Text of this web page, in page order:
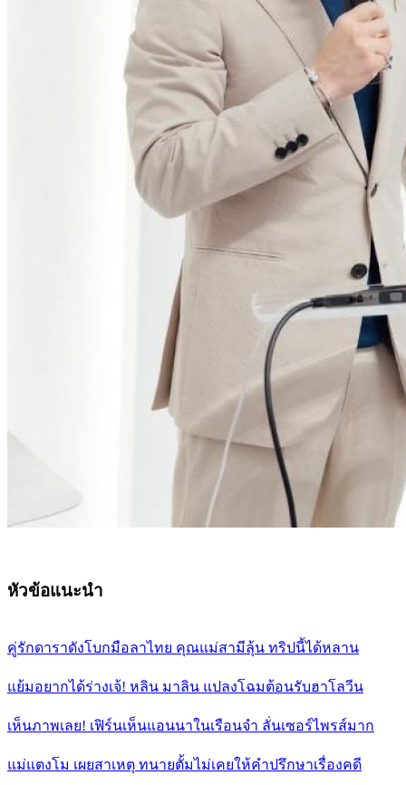
หัวข้อแนะนำ
คู่รักดาราดังโบกมือลาไทย คุณแม่สามีลุ้น ทริปนี้ได้หลาน
แย้มอยากได้ร่างเจ้! หลิน มาลิน แปลงโฉมต้อนรับฮาโลวีน
เห็นภาพเลย! เฟิร์นเห็นแอนนาในเรือนจำ ลั่นเซอร์ไพรส์มาก
แม่แตงโม เผยสาเหตุ ทนายตั้มไม่เคยให้คำปรึกษาเรื่องคดี